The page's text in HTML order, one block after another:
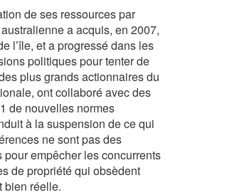
de ses ressources par
a acquis, en 2007,
l’île, et a progressé dans les
politiques pour tenter de
plus grands actionnaires du
ont collaboré avec des
de nouvelles normes
à la suspension de ce qui
ne sont pas des
empêcher les concurrents
de propriété qui obsèdent
bien réelle.